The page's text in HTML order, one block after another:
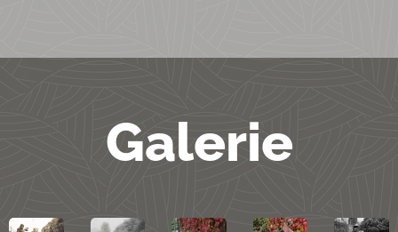
Galerie